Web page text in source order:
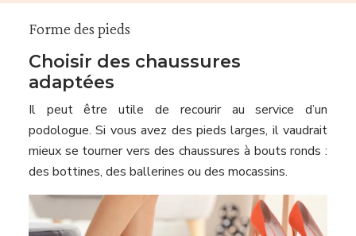
Forme des pieds
Choisir des chaussures
adaptées
Il peut être utile de recourir au service d’un
podologue. Si vous avez des pieds larges, il vaudrait
mieux se tourner vers des chaussures à bouts ronds :
des bottines, des ballerines ou des mocassins.